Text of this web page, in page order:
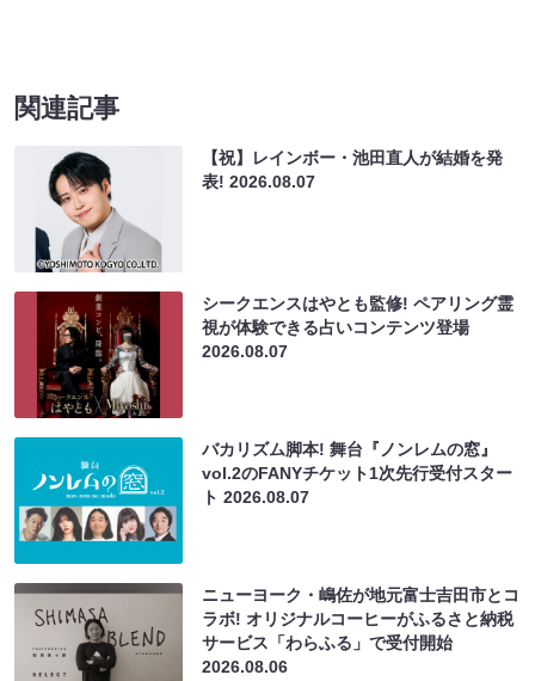
関連記事
【祝】レインボー・池田直人が結婚を発
表!2026.08.07
シークエンスはやとも監修! ペアリング霊
視が体験できる占いコンテンツ登場
2026.08.07
バカリズム脚本! 舞台『ノンレムの窓』
vol.2のFANYチケット1次先行受付スター
ト2026.08.07
ニューヨーク・嶋佐が地元富士吉田市とコ
ラボ! オリジナルコーヒーがふるさと納税
サービス「わらふる」で受付開始
2026.08.06